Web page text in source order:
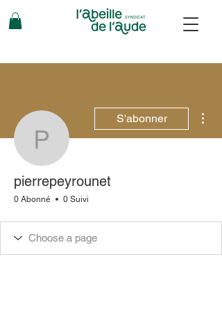
pierrepeyrounet
S'abonner
pierrepeyrounet
0 Abonné 0 Suivi